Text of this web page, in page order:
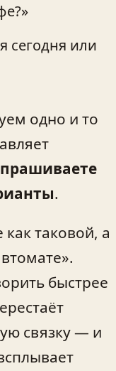
сегодня или
одно и то
.
таковой, а
быстрее
связку — и